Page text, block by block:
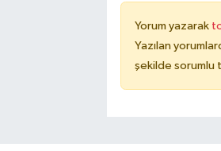
Yorum yazarak
Yazılan
şekilde sorumlu